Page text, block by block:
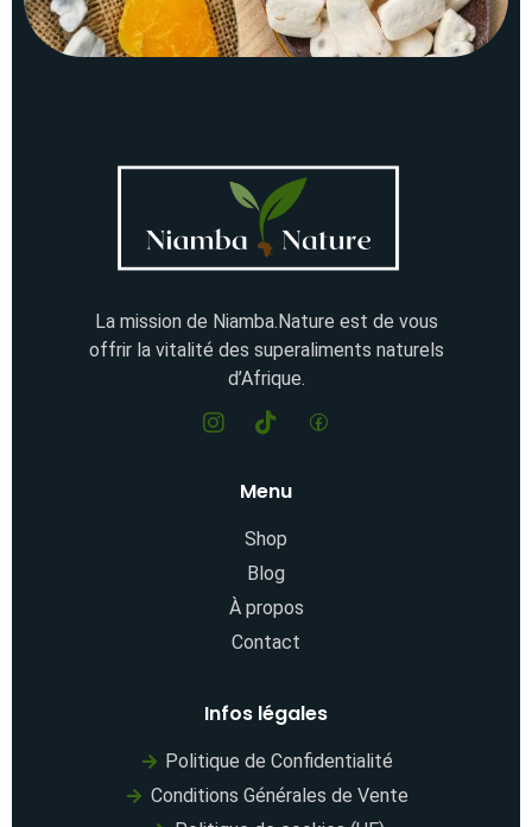
La mission de Niamba.Nature est de vous
offrir la vitalité des superaliments naturels
d’Afrique.
Menu
Shop
Blog
À propos
Contact
Infos légales
Politique de Confidentialité
Conditions Générales de Vente